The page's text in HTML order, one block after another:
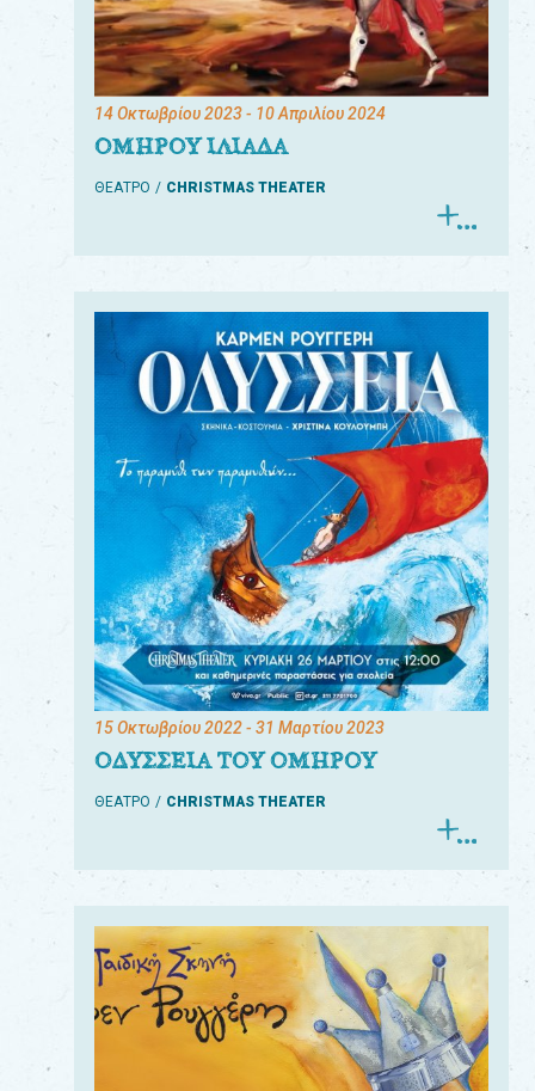
14 Οκτωβρίου 2023- 10 Απριλίου 2024
ΟΜΗΡΟΥ ΙΛΙΑΔΑ
ΘΕΑΤΡΟ CHRISTMAS THEATER
15 Οκτωβρίου 2022- 31 Μαρτίου 2023
ΟΔΥΣΣΕΙΑ ΤΟΥ ΟΜΗΡΟΥ
ΘΕΑΤΡΟ CHRISTMAS THEATER